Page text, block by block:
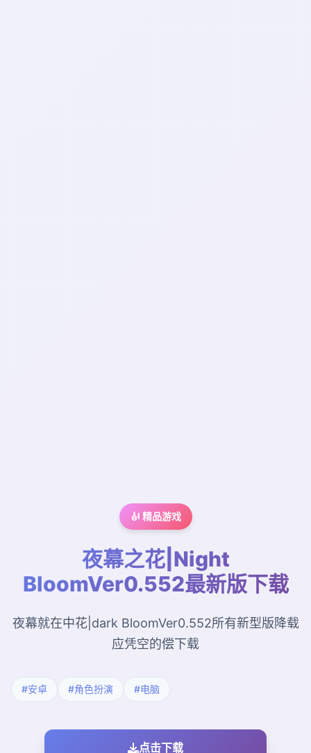
🎻 精品游戏
夜幕之花|Night
BloomVer0.552最新版下载
夜幕就在中花|dark BloomVer0.552所有新型版降载
应凭空的偿下载
#安卓 #角色扮演 #电脑
点击下载